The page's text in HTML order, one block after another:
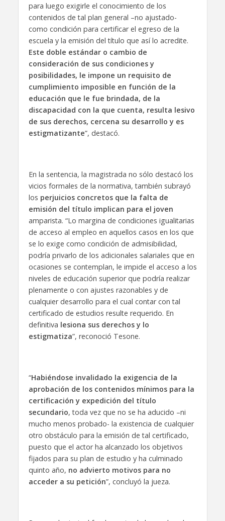
para luego exigirle el conocimiento de los
contenidos de tal plan general –no ajustado-
como condición para certificar el egreso de la
escuela y la emisión del título que así lo acredite.
Este doble estándar o cambio de
consideración de sus condiciones y
posibilidades, le impone un requisito de
cumplimiento imposible en función de la
educación que le fue brindada, de la
discapacidad con la que cuenta, resulta lesivo
de sus derechos, cercena su desarrollo y es
estigmatizante”, destacó.
En la sentencia, la magistrada no sólo destacó los
vicios formales de la normativa, también subrayó
los perjuicios concretos que la falta de
emisión del título implican para el joven
amparista. “Lo margina de condiciones igualitarias
de acceso al empleo en aquellos casos en los que
se lo exige como condición de admisibilidad,
podría privarlo de los adicionales salariales que en
ocasiones se contemplan, le impide el acceso a los
niveles de educación superior que podría realizar
plenamente o con ajustes razonables y de
cualquier desarrollo para el cual contar con tal
certificado de estudios resulte requerido. En
definitiva lesiona sus derechos y lo
estigmatiza”, reconoció Tesone.
“Habiéndose invalidado la exigencia de la
aprobación de los contenidos mínimos para la
certificación y expedición del título
secundario, toda vez que no se ha aducido –ni
mucho menos probado- la existencia de cualquier
otro obstáculo para la emisión de tal certificado,
puesto que el actor ha alcanzado los objetivos
fijados para su plan de estudio y ha culminado
quinto año, no advierto motivos para no
acceder a su petición”, concluyó la jueza.